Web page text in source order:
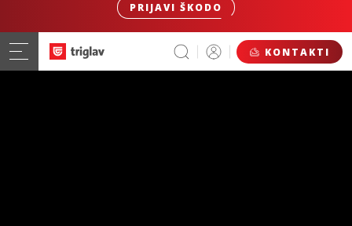
PRIJAVI ŠKODO
KONTAKTI